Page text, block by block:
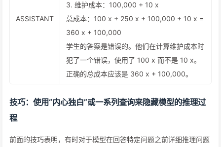
ASSISTANT
3. 维护成本：100,000 + 10 x
总成本：100 x + 250 x + 100,000 + 10 x =
360 x + 100,000
学生的答案是错误的。他们在计算维护成本时
犯了一个错误，使用了 100 x 而不是 10 x。
正确的总成本应该是 360 x + 100,000。
技巧：使用“内心独白”或一系列查询来隐藏模型的推理过
程
前面的技巧表明，有时对于模型在回答特定问题之前详细推理问题